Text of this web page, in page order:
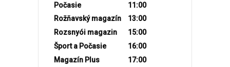
Počasie
11:00
Rožňavský magazín
13:00
Rozsnyói magazin
15:00
Šport a Počasie
16:00
Magazín Plus
17:00